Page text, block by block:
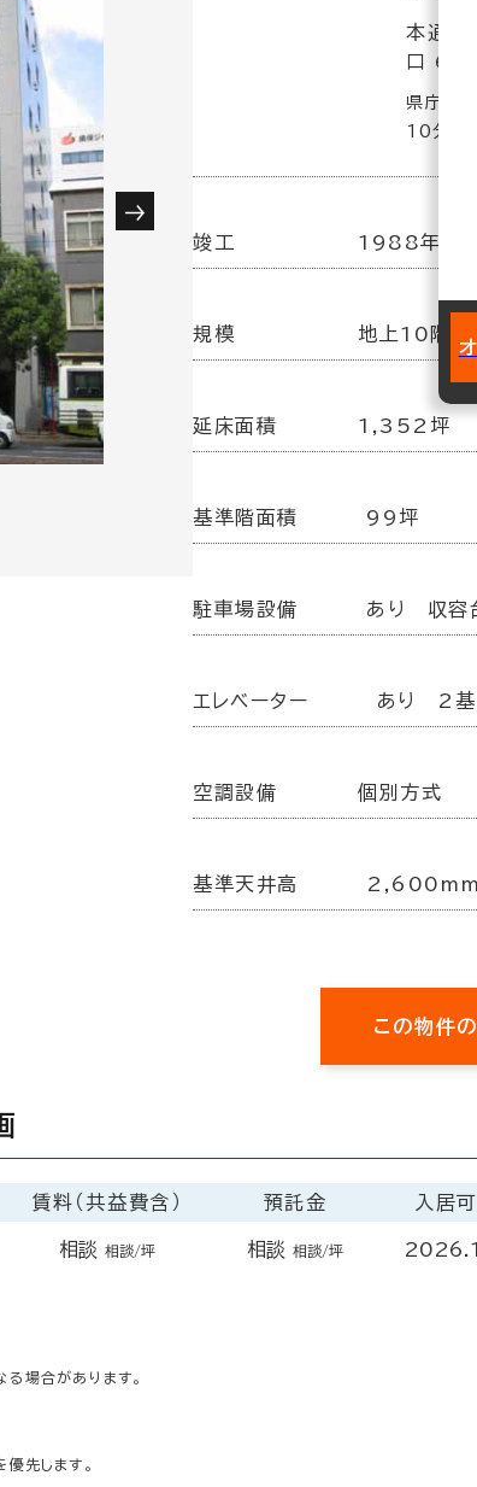
本通駅
口 6分
県庁前
10分
竣工 1988年 6月
規模 地上10階建
延床面積 1,352坪
基準階面積 99坪
駐車場設備 あり 収容
エレベーター あり 2基
空調設備 個別方式
基準天井高 2,600mm
この物件
賃料（共益費含） 預託金 入居
相談 相談/坪 相談 相談/坪
場合があります。
先します。